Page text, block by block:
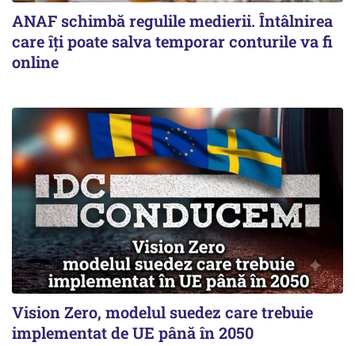
ANAF schimbă regulile medierii. Întâlnirea
care îți poate salva temporar conturile va fi
online
Vision Zero, modelul suedez care trebuie
implementat de UE până în 2050